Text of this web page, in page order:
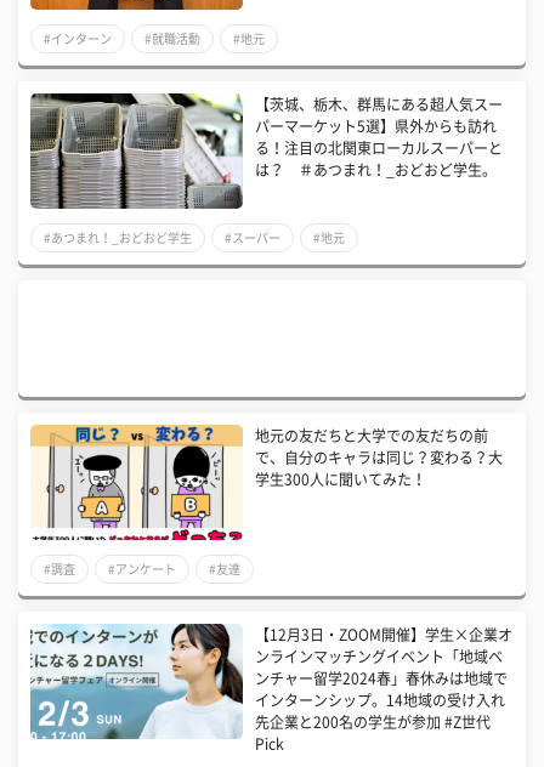
#インターン #就職活動 #地元
【茨城、栃木、群馬にある超人気スー
パーマーケット5選】県外からも訪れ
る！注目の北関東ローカルスーパーと
は？ ＃あつまれ！_おどおど学生。
#あつまれ！_おどおど学生 #スーパー #地元
地元の友だちと大学での友だちの前
で、自分のキャラは同じ？変わる？大
学生300人に聞いてみた！
#調査 #アンケート #友達
【12月3日・ZOOM開催】学生×企業オ
ンラインマッチングイベント「地域ベ
ンチャー留学2024春」春休みは地域で
インターンシップ。14地域の受け入れ
先企業と200名の学生が参加 #Z世代
Pick